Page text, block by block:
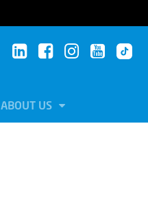
ABOUT US